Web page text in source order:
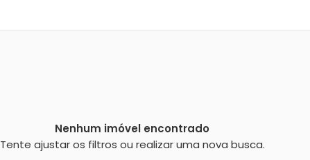
Nenhum imóvel encontrado
Tente ajustar os filtros ou realizar uma nova busca.